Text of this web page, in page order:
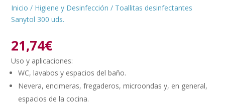
Inicio / Higiene y Desinfección / Toallitas desinfectantes
Sanytol 300 uds.
21,74€
Uso y aplicaciones:
WC, lavabos y espacios del baño.
Nevera, encimeras, fregaderos, microondas y, en general,
espacios de la cocina.